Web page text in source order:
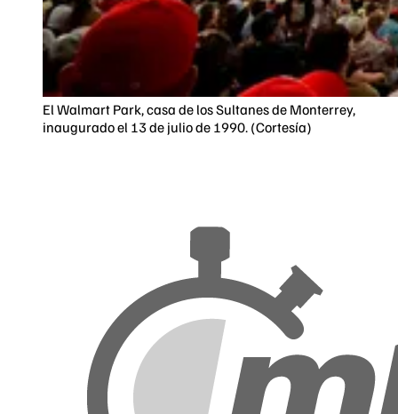
El Walmart Park, casa de los Sultanes de Monterrey,
inaugurado el 13 de julio de 1990. (Cortesía)